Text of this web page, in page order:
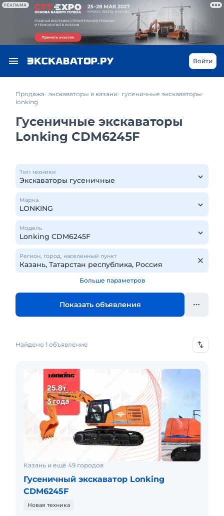
РЕКЛАМА
Войти
Продажа экскаваторы в казани гусеничные экскаваторы
lonking
Гусеничные экскаваторы
Lonking CDM6245F
Тип техники
Марка
Модель
Регион, город, населенный пункт
Больше параметров
Показать объявления
Найдено 1 объявление
Казань и ещё 49 городов
Гусеничный экскаватор Lonking
CDM6245F
Новая техника